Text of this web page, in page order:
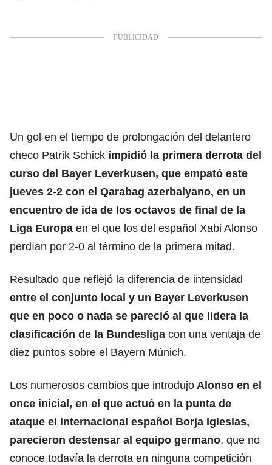
Un gol en el tiempo de prolongación del delantero
checo Patrik Schick impidió la primera derrota del
curso del Bayer Leverkusen, que empató este
jueves 2-2 con el Qarabag azerbaiyano, en un
encuentro de ida de los octavos de final de la
Liga Europa en el que los del español Xabi Alonso
perdían por 2-0 al término de la primera mitad.
Resultado que reflejó la diferencia de intensidad
entre el conjunto local y un Bayer Leverkusen
que en poco o nada se pareció al que lidera la
clasificación de la Bundesliga con una ventaja de
diez puntos sobre el Bayern Múnich.
Los numerosos cambios que introdujo Alonso en el
once inicial, en el que actuó en la punta de
ataque el internacional español Borja Iglesias,
parecieron destensar al equipo germano, que no
conoce todavía la derrota en ninguna competición